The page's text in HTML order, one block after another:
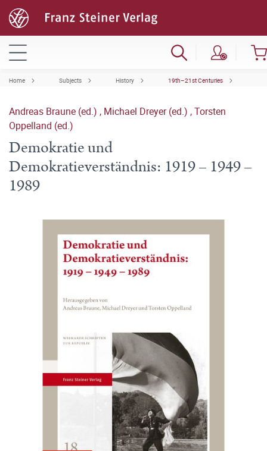
Home Subjects History 19th–21st Centuries
Andreas Braune (ed.) , Michael Dreyer (ed.) ,Torsten
Oppelland (ed.)
Demokratie und
Demokratieverständnis: 1919 – 1949 –
1989